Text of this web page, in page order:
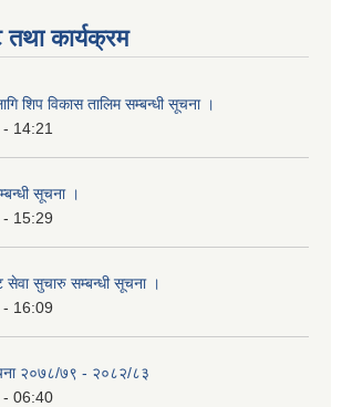
कार्यक्रम
शिप विकास तालिम सम्बन्धी सूचना ‌।
14:21
सूचना ।
15:29
सुचारु सम्बन्धी सूचना ।
16:09
२०७८/७९ - २०८२/८३
06:40